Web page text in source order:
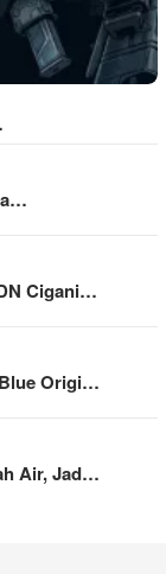
Cigani…
Origi…
Air, Jad…